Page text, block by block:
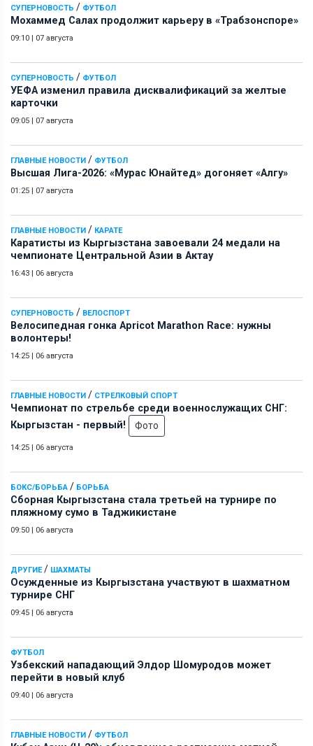
СУПЕРНОВОСТЬ / ФУТБОЛ
Мохаммед Салах продолжит карьеру в «Трабзонспоре»
09:10 | 07 августа
СУПЕРНОВОСТЬ / ФУТБОЛ
УЕФА изменил правила дисквалификаций за желтые
карточки
09:05 | 07 августа
ГЛАВНЫЕ НОВОСТИ / ФУТБОЛ
Высшая Лига-2026: «Мурас Юнайтед» догоняет «Алгу»
01:25 | 07 августа
ГЛАВНЫЕ НОВОСТИ / КАРАТЕ
Каратисты из Кыргызстана завоевали 24 медали на
чемпионате Центральной Азии в Актау
16:43 | 06 августа
СУПЕРНОВОСТЬ / ВЕЛОСПОРТ
Велосипедная гонка Apricot Marathon Race: нужны
волонтеры!
14:25 | 06 августа
ГЛАВНЫЕ НОВОСТИ / СТРЕЛКОВЫЙ СПОРТ
Чемпионат по стрельбе среди военнослужащих СНГ:
Кыргызстан - первый!
Фото
14:25 | 06 августа
БОКС/БОРЬБА / БОРЬБА
Сборная Кыргызстана стала третьей на турнире по
пляжному сумо в Таджикистане
09:50 | 06 августа
ДРУГИЕ/ ШАХМАТЫ
Осужденные из Кыргызстана участвуют в шахматном
турнире СНГ
09:45 | 06 августа
ФУТБОЛ
Узбекский нападающий Элдор Шомуродов может
перейти в новый клуб
09:40 | 06 августа
ГЛАВНЫЕ НОВОСТИ / ФУТБОЛ